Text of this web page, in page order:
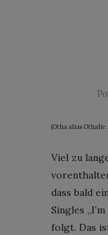
(Otha alias Othalie
Viel zu
dass bald
Singles
folgt. Das